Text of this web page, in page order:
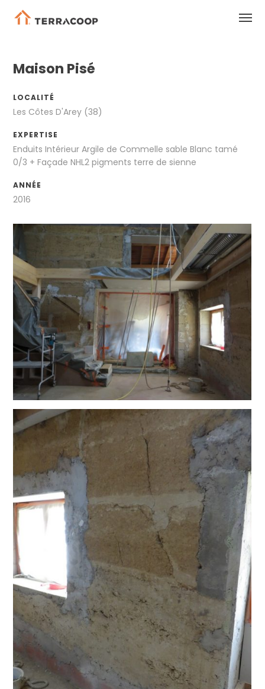
Maison Pisé
LOCALITÉ
Les Côtes D'Arey (38)
EXPERTISE
Enduits Intérieur Argile de Commelle sable Blanc tamé
0/3 + Façade NHL2 pigments terre de sienne
ANNÉE
2016